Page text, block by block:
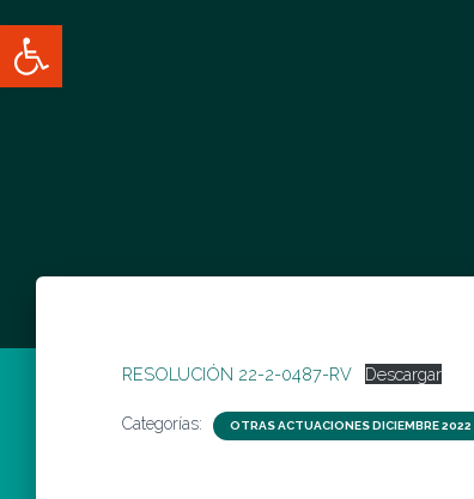
Abrir barra de herramientas
RESOLUCIÓN 22-2-0487-RV Descargar
Categorías: OTRAS ACTUACIONES DICIEMBRE 2022